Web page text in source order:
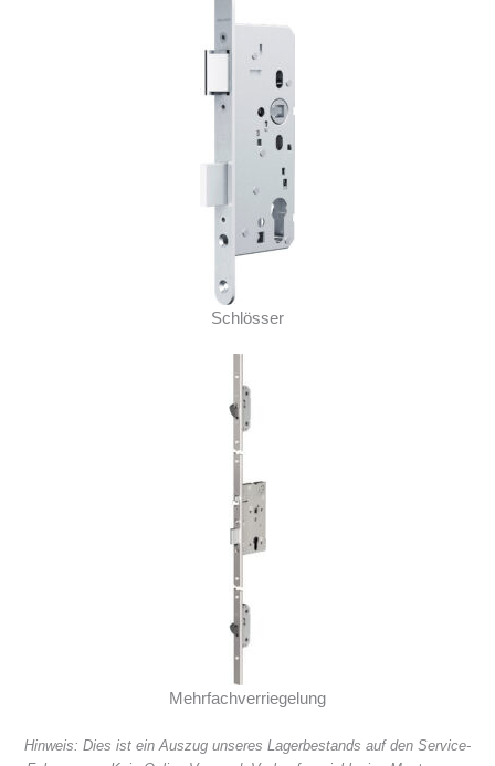
Schlösser
Mehrfachverriegelung
Hinweis: Dies ist ein Auszug unseres Lagerbestands auf den Service-